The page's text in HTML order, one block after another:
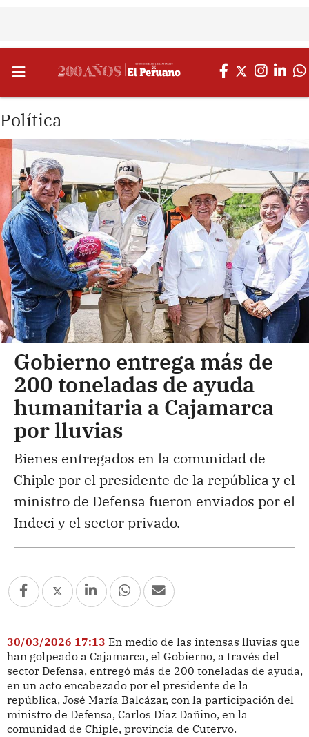
Política
Gobierno entrega más de
200 toneladas de ayuda
humanitaria a Cajamarca
por lluvias
Bienes entregados en la comunidad de
Chiple por el presidente de la república y el
ministro de Defensa fueron enviados por el
Indeci y el sector privado.
30/03/2026 17:13 En medio de las intensas lluvias que
han golpeado a Cajamarca, el Gobierno, a través del
sector Defensa, entregó más de 200 toneladas de ayuda,
en un acto encabezado por el presidente de la
república, José María Balcázar, con la participación del
ministro de Defensa, Carlos Díaz Dañino, en la
comunidad de Chiple, provincia de Cutervo.